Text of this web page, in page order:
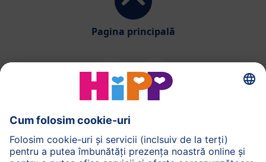
Pagina principală
HiPP Alimentatia
HiPP Produse pentru copii
HiPP Ingrijirea pielii
HiPP Sarcina